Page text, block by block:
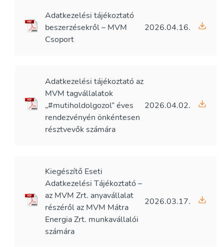
Adatkezelési tájékoztató
beszerzésekről – MVM
Csoport
2026.04.16.
Adatkezelési tájékoztató az
MVM tagvállalatok
„#mutiholdolgozol” éves
rendezvényén önkéntesen
résztvevők számára
2026.04.02.
Kiegészítő Eseti
Adatkezelési Tájékoztató –
az MVM Zrt. anyavállalat
részéről az MVM Mátra
Energia Zrt. munkavállalói
számára
2026.03.17.